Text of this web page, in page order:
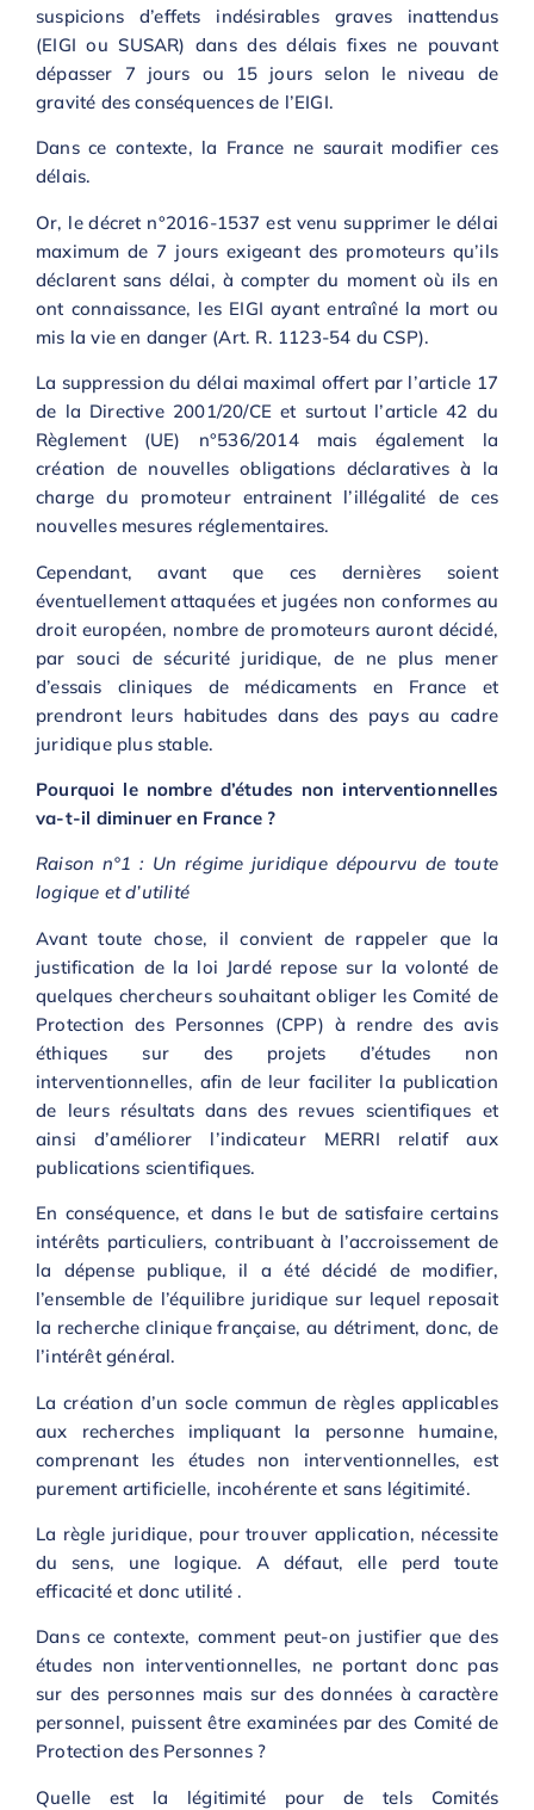
suspicions d’effets indésirables graves inattendus
(EIGI ou SUSAR) dans des délais fixes ne pouvant
dépasser 7 jours ou 15 jours selon le niveau de
gravité des conséquences de l’EIGI.
Dans ce contexte, la France ne saurait modifier ces
délais.
Or, le décret n°2016-1537 est venu supprimer le délai
maximum de 7 jours exigeant des promoteurs qu’ils
déclarent sans délai, à compter du moment où ils en
ont connaissance, les EIGI ayant entraîné la mort ou
mis la vie en danger (Art. R. 1123-54 du CSP).
La suppression du délai maximal offert par l’article 17
de la Directive 2001/20/CE et surtout l’article 42 du
Règlement (UE) n°536/2014 mais également la
création de nouvelles obligations déclaratives à la
charge du promoteur entrainent l’illégalité de ces
nouvelles mesures réglementaires.
Cependant, avant que ces dernières soient
éventuellement attaquées et jugées non conformes au
droit européen, nombre de promoteurs auront décidé,
par souci de sécurité juridique, de ne plus mener
d’essais cliniques de médicaments en France et
prendront leurs habitudes dans des pays au cadre
juridique plus stable.
Pourquoi le nombre d’études non interventionnelles
va-t-il diminuer en France ?
Raison n°1 : Un régime juridique dépourvu de toute
logique et d’utilité
Avant toute chose, il convient de rappeler que la
justification de la loi Jardé repose sur la volonté de
quelques chercheurs souhaitant obliger les Comité de
Protection des Personnes (CPP) à rendre des avis
éthiques sur des projets d’études non
interventionnelles, afin de leur faciliter la publication
de leurs résultats dans des revues scientifiques et
ainsi d’améliorer l’indicateur MERRI relatif aux
publications scientifiques.
En conséquence, et dans le but de satisfaire certains
intérêts particuliers, contribuant à l’accroissement de
la dépense publique, il a été décidé de modifier,
l’ensemble de l’équilibre juridique sur lequel reposait
la recherche clinique française, au détriment, donc, de
l’intérêt général.
La création d’un socle commun de règles applicables
aux recherches impliquant la personne humaine,
comprenant les études non interventionnelles, est
purement artificielle, incohérente et sans légitimité.
La règle juridique, pour trouver application, nécessite
du sens, une logique. A défaut, elle perd toute
efficacité et donc utilité .
Dans ce contexte, comment peut-on justifier que des
études non interventionnelles, ne portant donc pas
sur des personnes mais sur des données à caractère
personnel, puissent être examinées par des Comité de
Protection des Personnes ?
Quelle est la légitimité pour de tels Comités